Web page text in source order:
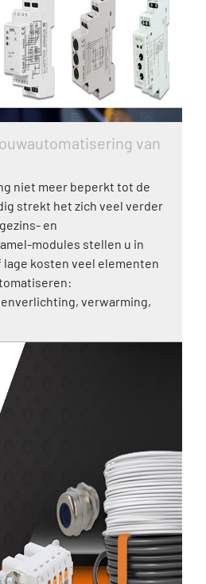
van
niet meer beperkt tot de
strekt het zich veel verder
en
modules stellen u in
kosten veel elementen
verwarming,